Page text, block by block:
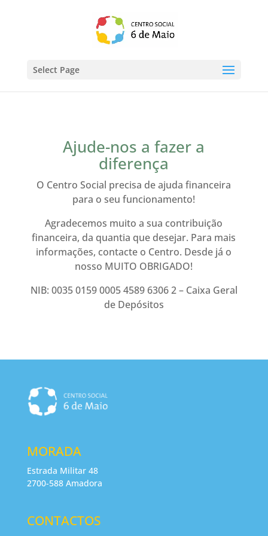
Select Page
Ajude-nos a fazer a
diferença
O Centro Social precisa de ajuda financeira
para o seu funcionamento!
Agradecemos muito a sua contribuição
financeira, da quantia que desejar. Para mais
informações, contacte o Centro. Desde já o
nosso MUITO OBRIGADO!
NIB: 0035 0159 0005 4589 6306 2 – Caixa Geral
de Depósitos
MORADA
Estrada Militar 48
2700-588 Amadora
CONTACTOS